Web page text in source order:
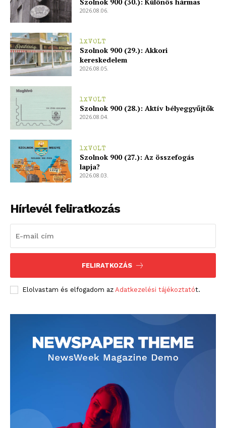
2026.08.06.
1XVOLT
Szolnok 900 (29.): Akkori
kereskedelem
2026.08.05.
1XVOLT
Szolnok 900 (28.): Aktív bélyeggyűjtők
2026.08.04.
1XVOLT
Szolnok 900 (27.): Az összefogás
lapja?
2026.08.03.
Hírlevél feliratkozás
FELIRATKOZÁS
Elolvastam és elfogadom az Adatkezelési tájékoztatót.